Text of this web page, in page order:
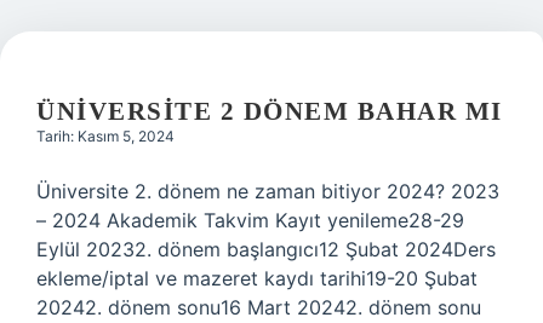
ÜNIVERSITE 2 DÖNEM BAHAR MI
Tarih: Kasım 5, 2024
Üniversite 2. dönem ne zaman bitiyor 2024? 2023
– 2024 Akademik Takvim Kayıt yenileme28-29
Eylül 20232. dönem başlangıcı12 Şubat 2024Ders
ekleme/iptal ve mazeret kaydı tarihi19-20 Şubat
20242. dönem sonu16 Mart 20242. dönem sonu